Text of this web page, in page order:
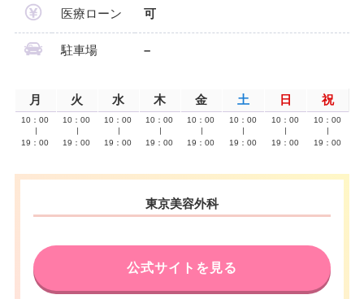
医療ローン 可
駐車場 –
月 火 水 木 金 土 日 祝
10：00
19：00
10：00
19：00
10：00
19：00
10：00
19：00
10：00
19：00
10：00
19：00
10：00
19：00
10：00
19：00
東京美容外科
公式サイトを見る